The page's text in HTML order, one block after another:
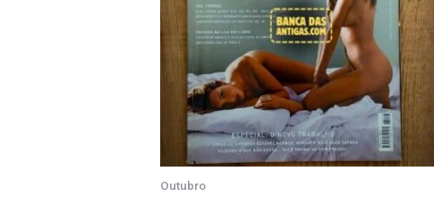
Outubro